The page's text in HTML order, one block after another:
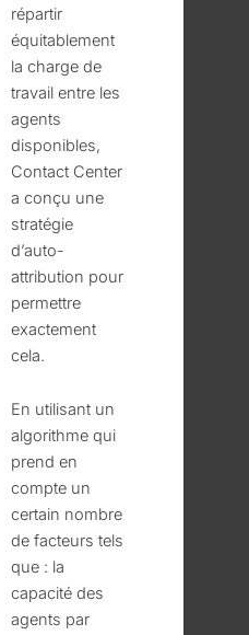
répartir
équitablement
la charge de
travail entre les
agents
disponibles,
Contact Center
a conçu une
stratégie
d’auto-
attribution pour
permettre
exactement
cela.
En utilisant un
algorithme qui
prend en
compte un
certain nombre
de facteurs tels
que : la
capacité des
agents par